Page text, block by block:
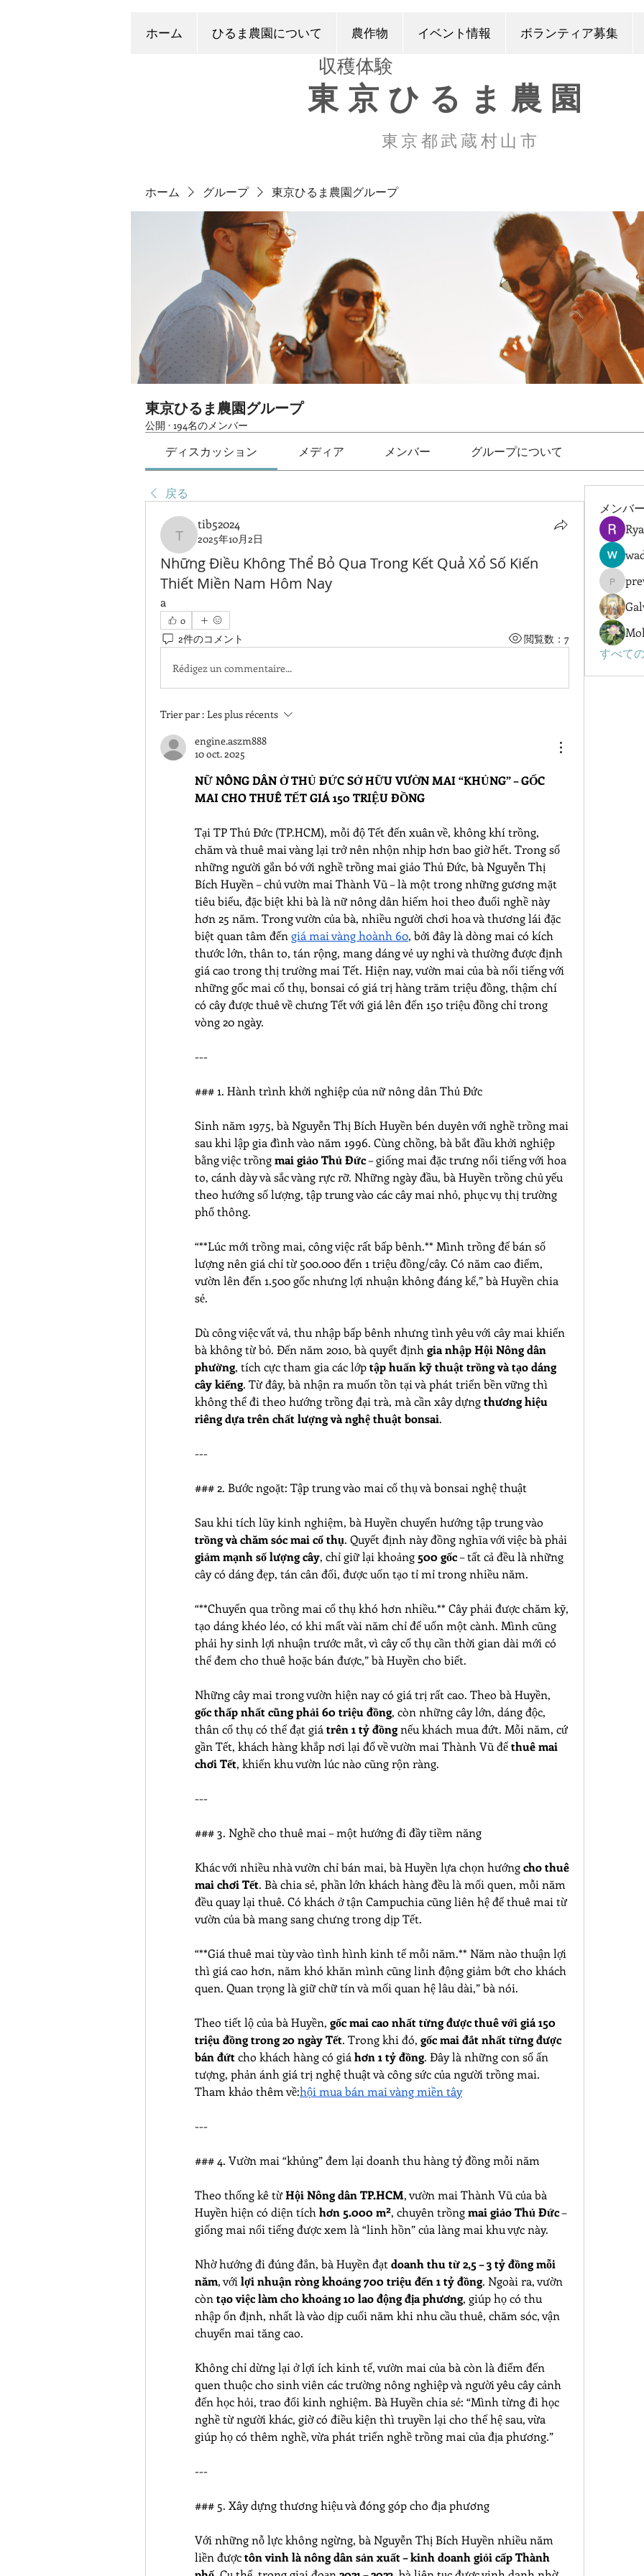
ホーム ひるま農園について 農作物 イベント情報 ボランティア募集
​収穫体験
東京ひるま農園
東京都武蔵村山市
ホーム グループ 東京ひるま農園グループ
東京ひるま農園グループ
公開 · 194名のメンバー
ディスカッション メディア メンバー グループについて
戻る
tib52024
tib52024
2025年10月2日
Những Điều Không Thể Bỏ Qua Trong Kết Quả Xổ Số Kiến
Thiết Miền Nam Hôm Nay
a
0
2件のコメント 閲覧数：7
Rédigez un commentaire...
Trier par : Les plus récents
engine.aszm888
10 oct. 2025
NỮ NÔNG DÂN Ở THỦ ĐỨC SỞ HỮU VƯỜN MAI “KHỦNG” – GỐC
MAI CHO THUÊ TẾT GIÁ 150 TRIỆU ĐỒNG
Tại TP Thủ Đức (TP.HCM), mỗi độ Tết đến xuân về, không khí trồng,
chăm và thuê mai vàng lại trở nên nhộn nhịp hơn bao giờ hết. Trong số
những người gắn bó với nghề trồng mai giảo Thủ Đức, bà Nguyễn Thị
Bích Huyền – chủ vườn mai Thành Vũ – là một trong những gương mặt
tiêu biểu, đặc biệt khi bà là nữ nông dân hiếm hoi theo đuổi nghề này
hơn 25 năm. Trong vườn của bà, nhiều người chơi hoa và thương lái đặc
biệt quan tâm đến giá mai vàng hoành 60, bởi đây là dòng mai có kích
thước lớn, thân to, tán rộng, mang dáng vẻ uy nghi và thường được định
giá cao trong thị trường mai Tết. Hiện nay, vườn mai của bà nổi tiếng với
những gốc mai cổ thụ, bonsai có giá trị hàng trăm triệu đồng, thậm chí
có cây được thuê về chưng Tết với giá lên đến 150 triệu đồng chỉ trong
vòng 20 ngày.
---
### 1. Hành trình khởi nghiệp của nữ nông dân Thủ Đức
Sinh năm 1975, bà Nguyễn Thị Bích Huyền bén duyên với nghề trồng mai
sau khi lập gia đình vào năm 1996. Cùng chồng, bà bắt đầu khởi nghiệp
bằng việc trồng mai giảo Thủ Đức – giống mai đặc trưng nổi tiếng với hoa
to, cánh dày và sắc vàng rực rỡ. Những ngày đầu, bà Huyền trồng chủ yếu
theo hướng số lượng, tập trung vào các cây mai nhỏ, phục vụ thị trường
phổ thông.
“**Lúc mới trồng mai, công việc rất bấp bênh.** Mình trồng để bán số
lượng nên giá chỉ từ 500.000 đến 1 triệu đồng/cây. Có năm cao điểm,
vườn lên đến 1.500 gốc nhưng lợi nhuận không đáng kể,” bà Huyền chia
sẻ.
Dù công việc vất vả, thu nhập bấp bênh nhưng tình yêu với cây mai khiến
bà không từ bỏ. Đến năm 2010, bà quyết định gia nhập Hội Nông dân
phường, tích cực tham gia các lớp tập huấn kỹ thuật trồng và tạo dáng
cây kiểng. Từ đây, bà nhận ra muốn tồn tại và phát triển bền vững thì
không thể đi theo hướng trồng đại trà, mà cần xây dựng thương hiệu
riêng dựa trên chất lượng và nghệ thuật bonsai.
---
### 2. Bước ngoặt: Tập trung vào mai cổ thụ và bonsai nghệ thuật
trồng và chăm sóc mai cổ thụ
giảm mạnh số lượng cây, chỉ giữ lại khoảng 500 gốc – tất cả đều là những
cây có dáng đẹp, tán cân đối, được uốn tạo tỉ mỉ trong nhiều năm.
“**Chuyển qua trồng mai cổ thụ khó hơn nhiều.** Cây phải được chăm kỹ,
tạo dáng khéo léo, có khi mất vài năm chỉ để uốn một cành. Mình cũng
phải hy sinh lợi nhuận trước mắt, vì cây cổ thụ cần thời gian dài mới có
thể đem cho thuê hoặc bán được,” bà Huyền cho biết.
gốc thấp nhất cũng phải 60 triệu đồng, còn những cây lớn, dáng độc,
thân cổ thụ có thể đạt giá trên 1 tỷ đồng nếu khách mua đứt. Mỗi năm, cứ
gần Tết, khách hàng khắp nơi lại đổ về vườn mai Thành Vũ để thuê mai
chơi Tết, khiến khu vườn lúc nào cũng rộn ràng.
---
### 3. Nghề cho thuê mai – một hướng đi đầy tiềm năng
Khác với nhiều nhà vườn chỉ bán mai, bà Huyền lựa chọn hướng cho thuê
mai chơi Tết. Bà chia sẻ, phần lớn khách hàng đều là mối quen, mỗi năm
đều quay lại thuê. Có khách ở tận Campuchia cũng liên hệ để thuê mai từ
vườn của bà mang sang chưng trong dịp Tết.
“**Giá thuê mai tùy vào tình hình kinh tế mỗi năm.** Năm nào thuận lợi
thì giá cao hơn, năm khó khăn mình cũng linh động giảm bớt cho khách
quen. Quan trọng là giữ chữ tín và mối quan hệ lâu dài,” bà nói.
Theo tiết lộ của bà Huyền, gốc mai cao nhất từng được thuê với giá 150
triệu đồng trong 20 ngày Tết. Trong khi đó, gốc mai đắt nhất từng được
bán đứt cho khách hàng có giá hơn 1 tỷ đồng. Đây là những con số ấn
tượng, phản ánh giá trị nghệ thuật và công sức của người trồng mai.
Tham khảo thêm về:hội mua bán mai vàng miền tây
---
### 4. Vườn mai “khủng” đem lại doanh thu hàng tỷ đồng mỗi năm
Theo thống kê từ Hội Nông dân TP.HCM, vườn mai Thành Vũ của bà
Huyền hiện có diện tích hơn 5.000 m², chuyên trồng mai giảo Thủ Đức –
giống mai nổi tiếng được xem là “linh hồn” của làng mai khu vực này.
Nhờ hướng đi đúng đắn, bà Huyền đạt doanh thu từ 2,5 – 3 tỷ đồng mỗi
năm, với lợi nhuận ròng khoảng 700 triệu đến 1 tỷ đồng. Ngoài ra, vườn
còn tạo việc làm cho khoảng 10 lao động địa phương, giúp họ có thu
nhập ổn định, nhất là vào dịp cuối năm khi nhu cầu thuê, chăm sóc, vận
chuyển mai tăng cao.
Không chỉ dừng lại ở lợi ích kinh tế, vườn mai của bà còn là điểm đến
quen thuộc cho sinh viên các trường nông nghiệp và người yêu cây cảnh
đến học hỏi, trao đổi kinh nghiệm. Bà Huyền chia sẻ: “Mình từng đi học
nghề từ người khác, giờ có điều kiện thì truyền lại cho thế hệ sau, vừa
giúp họ có thêm nghề, vừa phát triển nghề trồng mai của địa phương.”
---
### 5. Xây dựng thương hiệu và đóng góp cho địa phương
Với những nỗ lực không ngừng, bà Nguyễn Thị Bích Huyền nhiều năm
liền được tôn vinh là nông dân sản xuất – kinh doanh giỏi cấp Thành
メンバー
すべて